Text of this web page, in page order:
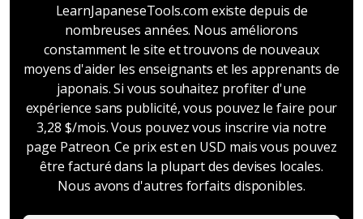
LearnJapaneseTools.com existe depuis de
nombreuses années. Nous améliorons
constamment le site et trouvons de nouveaux
moyens d'aider les enseignants et les apprenants de
japonais. Si vous souhaitez profiter d'une
expérience sans publicité, vous pouvez le faire pour
3,28 $/mois. Vous pouvez vous inscrire via notre
page Patreon. Ce prix est en USD mais vous pouvez
être facturé dans la plupart des devises locales.
Nous avons d'autres forfaits disponibles.